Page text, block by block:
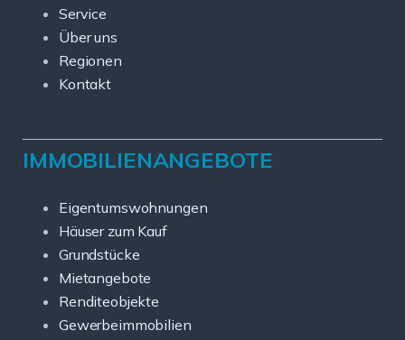
Service
Über uns
Regionen
Kontakt
IMMOBILIENANGEBOTE
Eigentumswohnungen
Häuser zum Kauf
Grundstücke
Mietangebote
Renditeobjekte
Gewerbeimmobilien